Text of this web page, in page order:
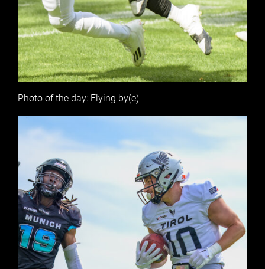
Photo of the day: Flying by(e)